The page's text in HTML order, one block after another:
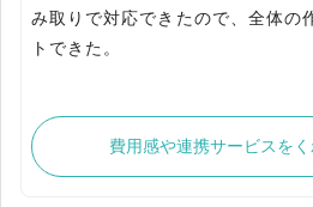
み取りで対応できたので、全体の
トできた。
費用感や連携サービスを